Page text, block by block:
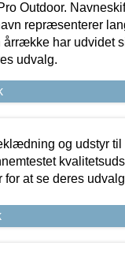
Outdoor.
repræsenterer
årrække har udvidet
udvalg.
og udstyr til
for at se deres